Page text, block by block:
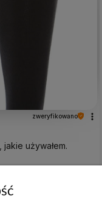
zweryfikowano
używałem.